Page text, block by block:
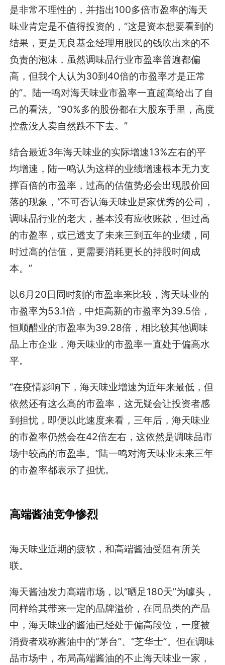
是非常不理性的，并指出100多倍市盈率的海天
味业肯定是不值得投资的，“这是资本想要看到的
结果，更是无良基金经理用股民的钱吹出来的不
负责的泡沫，虽然调味品行业市盈率普遍都偏
高，但我个人认为30到40倍的市盈率才是正常
的”。陆一鸣对海天味业市盈率一直超高给出了自
己的看法。“90%多的股份都在大股东手里，高度
控盘没人卖自然跌不下去。”
结合最近3年海天味业的实际增速13%左右的平
均增速，陆一鸣认为这样的业绩增速根本无力支
撑百倍的市盈率，过高的估值势必会出现股价回
落的现象，“不可否认海天味业是家优秀的公司，
调味品行业的老大，基本没有应收账款，但过高
的市盈率，或已透支了未来三到五年的业绩，同
时过高的估值，更需要消耗更长的持股时间成
本。”
以6月20日同时刻的市盈率来比较，海天味业的
市盈率为53.1倍，中炬高新的市盈率为39.5倍，
恒顺醋业的市盈率为39.28倍，相比较其他调味
品上市企业，海天味业的市盈率一直处于偏高水
平。
“在疫情影响下，海天味业增速为近年来最低，但
依然还有这么高的市盈率，这无疑会让投资者感
到担忧，即便以此速度来看，三年后，海天味业
的市盈率仍然会在42倍左右，这依然是调味品市
场中较高的市盈率。”陆一鸣对海天味业未来三年
的市盈率都表示了担忧。
高端酱油竞争惨烈
海天味业近期的疲软，和高端酱油受阻有所关
联。
海天酱油发力高端市场，以“晒足180天”为噱头，
同样给其带来一定的品牌溢价，在同品类的产品
中，海天味业的酱油已经处于偏高段位，一度被
消费者戏称酱油中的“茅台”、“芝华士”。但在调味
品市场中，布局高端酱油的不止海天味业一家，